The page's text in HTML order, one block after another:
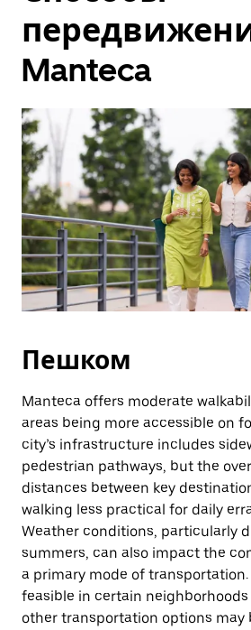
Manteca
Пешком
Manteca offers moderate
areas being more accessible on
city’s infrastructure includes
pedestrian pathways, but the
distances between key
walking less practical for daily
Weather conditions, particularly
summers, can also impact the
a primary mode of transportation.
feasible in certain
other transportation options may